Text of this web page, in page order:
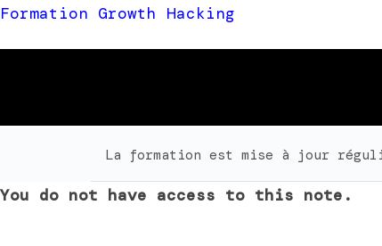
Formation Growth Hacking
La formation est mise à jour
You do not have access to this note.